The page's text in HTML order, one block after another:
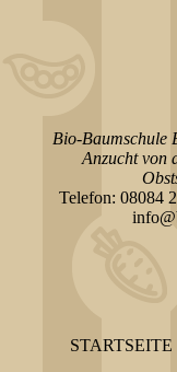
Bio-Baumschule
Anzucht von
Telefon: 08084
STARTSEITE